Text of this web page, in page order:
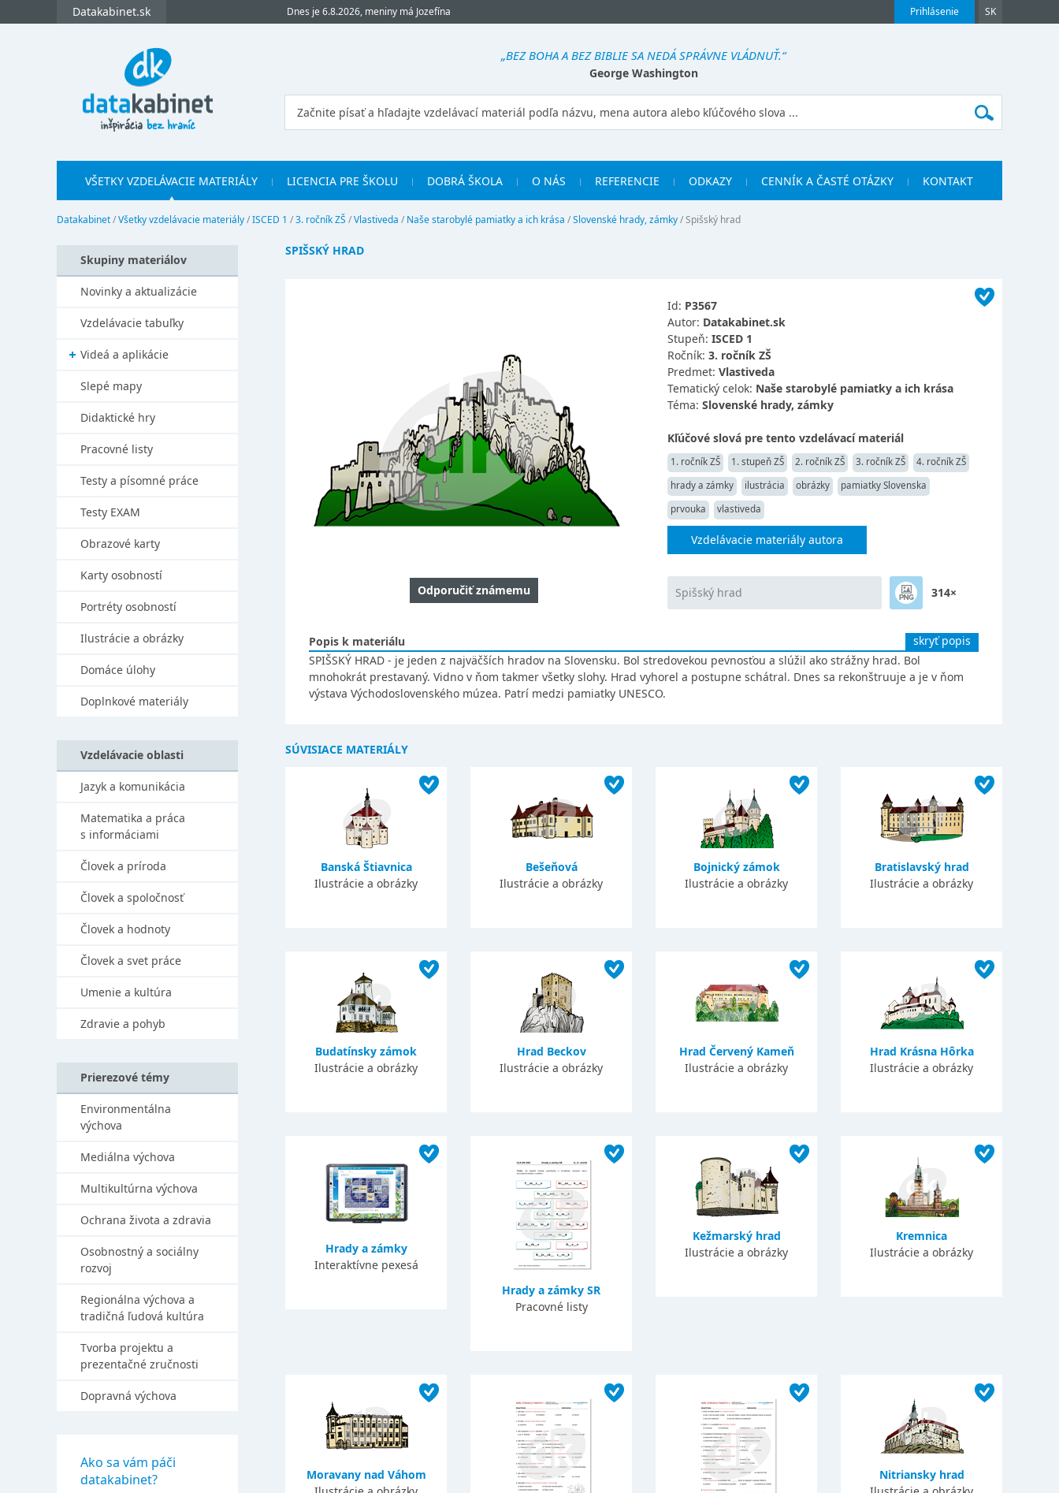
Prihlásenie SK
Datakabinet.sk Dnes je 6.8.2026, meniny má Jozefína
„BEZ BOHA A BEZ BIBLIE SA NEDÁ SPRÁVNE VLÁDNUŤ.“
George Washington
VŠETKY VZDELÁVACIE MATERIÁLY LICENCIA PRE ŠKOLU DOBRÁ ŠKOLA O NÁS REFERENCIE ODKAZY CENNÍK A ČASTÉ OTÁZKY KONTAKT
Datakabinet/Všetky vzdelávacie materiály/ISCED 1 /3. ročník ZŠ /Vlastiveda / Naše starobylé pamiatky a ich krása /Slovenské hrady, zámky/Spišský hrad
SPIŠSKÝ HRAD
Odporučiť známemu
Id: P3567
Autor: Datakabinet.sk
Stupeň: ISCED 1
Ročník: 3. ročník ZŠ
Predmet: Vlastiveda
Tematický celok: Naše starobylé pamiatky a ich krása
Téma: Slovenské hrady, zámky
Kľúčové slová pre tento vzdelávací materiál
1. ročník ZŠ 1. stupeň ZŠ 2. ročník ZŠ 3. ročník ZŠ
4. ročník ZŠ
hrady a zámky
ilustrácia obrázky
pamiatky Slovenska
prvouka
vlastiveda
Vzdelávacie materiály autora
Spišský hrad 314×
Popis k materiálu
skryť popis
SPIŠSKÝ HRAD - je jeden z najväčších hradov na Slovensku. Bol stredovekou pevnosťou a slúžil ako strážny hrad. Bol
mnohokrát prestavaný. Vidno v ňom takmer všetky slohy. Hrad vyhorel a postupne schátral. Dnes sa rekonštruuje a je v ňom
výstava Východoslovenského múzea. Patrí medzi pamiatky UNESCO.
SÚVISIACE MATERIÁLY
Banská Štiavnica
Ilustrácie a obrázky
Bešeňová
Ilustrácie a obrázky
Bojnický zámok
Ilustrácie a obrázky
Bratislavský hrad
Ilustrácie a obrázky
Budatínsky zámok
Ilustrácie a obrázky
Hrad Beckov
Ilustrácie a obrázky
Hrad Červený Kameň
Ilustrácie a obrázky
Hrad Krásna Hôrka
Ilustrácie a obrázky
Hrady a zámky
Interaktívne pexesá
Hrady a zámky SR
Pracovné listy
Kežmarský hrad
Ilustrácie a obrázky
Kremnica
Ilustrácie a obrázky
Moravany nad Váhom
Nitriansky hrad
Skupiny materiálov
Novinky a aktualizácie
Vzdelávacie tabuľky
Videá a aplikácie
Slepé mapy
Didaktické hry
Pracovné listy
Testy a písomné práce
Testy EXAM
Obrazové karty
Karty osobností
Portréty osobností
Ilustrácie a obrázky
Domáce úlohy
Doplnkové materiály
Vzdelávacie oblasti
Jazyk a komunikácia
Matematika a práca
s informáciami
Človek a príroda
Človek a spoločnosť
Človek a hodnoty
Človek a svet práce
Umenie a kultúra
Zdravie a pohyb
Prierezové témy
Environmentálna
výchova
Mediálna výchova
Multikultúrna výchova
Ochrana života a zdravia
Osobnostný a sociálny
rozvoj
Regionálna výchova a
tradičná ľudová kultúra
Tvorba projektu a
prezentačné zručnosti
Dopravná výchova
Ako sa vám páči
datakabinet?